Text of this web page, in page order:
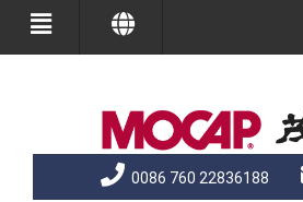
0086 760 22836188